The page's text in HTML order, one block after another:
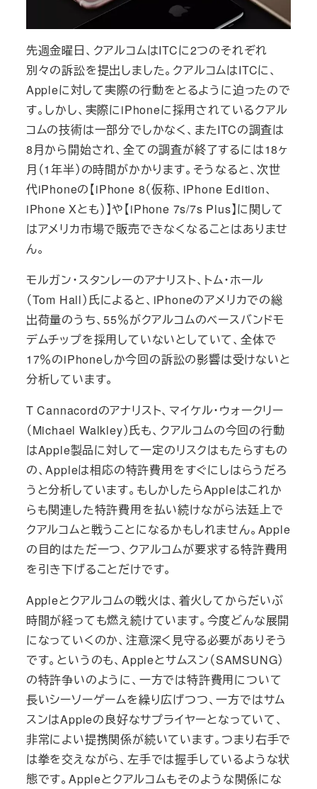
先週金曜日、クアルコムはITCに2つのそれぞれ
別々の訴訟を提出しました。クアルコムはITCに、
Appleに対して実際の行動をとるように迫ったので
す。しかし、実際にiPhoneに採用されているクアル
コムの技術は一部分でしかなく、またITCの調査は
8月から開始され、全ての調査が終了するには18ヶ
月（1年半）の時間がかかります。そうなると、次世
代iPhoneの【iPhone 8（仮称、iPhone Edition、
iPhone Xとも）】や【iPhone 7s/7s Plus】に関して
はアメリカ市場で販売できなくなることはありませ
ん。
モルガン・スタンレーのアナリスト、トム・ホール
（Tom Hall）氏によると、iPhoneのアメリカでの総
出荷量のうち、55％がクアルコムのベースバンドモ
デムチップを採用していないとしていて、全体で
17％のiPhoneしか今回の訴訟の影響は受けないと
分析しています。
T Cannacordのアナリスト、マイケル・ウォークリー
（Michael Walkley）氏も、クアルコムの今回の行動
はApple製品に対して一定のリスクはもたらすもの
の、Appleは相応の特許費用をすぐにしはらうだろ
うと分析しています。もしかしたらAppleはこれか
らも関連した特許費用を払い続けながら法廷上で
クアルコムと戦うことになるかもしれません。Apple
の目的はただ一つ、クアルコムが要求する特許費用
を引き下げることだけです。
Appleとクアルコムの戦火は、着火してからだいぶ
時間が経っても燃え続けています。今度どんな展開
になっていくのか、注意深く見守る必要がありそう
です。というのも、Appleとサムスン（SAMSUNG）
の特許争いのように、一方では特許費用について
長いシーソーゲームを繰り広げつつ、一方ではサム
スンはAppleの良好なサプライヤーとなっていて、
非常によい提携関係が続いています。つまり右手で
は拳を交えながら、左手では握手しているような状
態です。Appleとクアルコムもそのような関係にな